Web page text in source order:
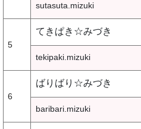
sutasuta.mizuki
5
てきぱき☆みづき
tekipaki.mizuki
6
ばりばり☆みづき
baribari.mizuki